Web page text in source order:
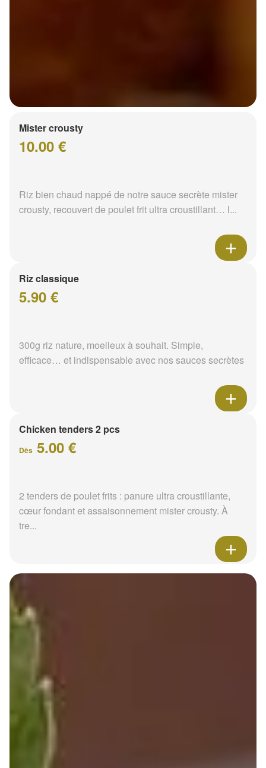
Mister crousty
10.00 €
Riz bien chaud nappé de notre sauce secrète mister
crousty, recouvert de poulet frit ultra croustillant… l...
Riz classique
5.90 €
300g riz nature, moelleux à souhait. Simple,
efficace… et indispensable avec nos sauces secrètes
Chicken tenders 2 pcs
Dès 5.00 €
2 tenders de poulet frits : panure ultra croustillante,
cœur fondant et assaisonnement mister crousty. À
tre...